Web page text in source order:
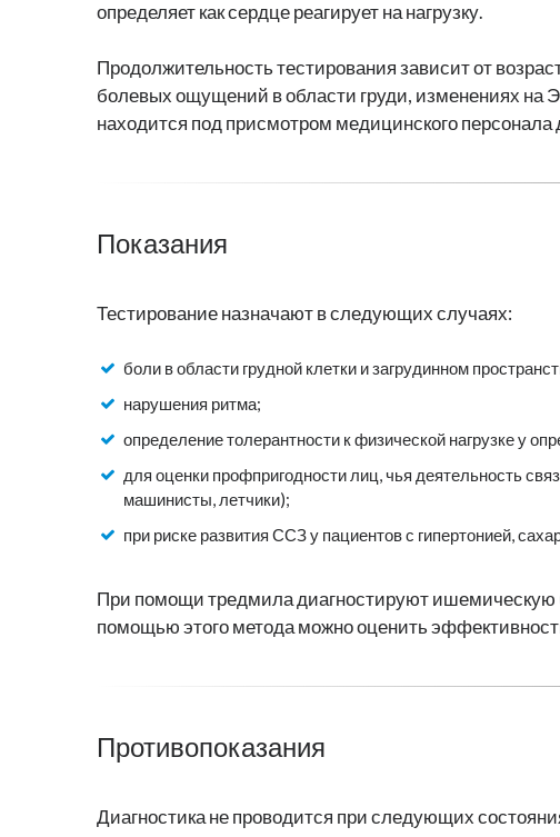
определяет как сердце реагирует на нагрузку.
Продолжительность тестирования зависит от
болевых ощущений в области груди, изменениях на
находится под присмотром медицинского
Показания
Тестирование назначают в следующих случаях:
боли в области грудной клетки и загрудинном
нарушения ритма;
определение толерантности к физической нагрузке у
для оценки профпригодности лиц, чья деятельность
машинисты, летчики);
при риске развития ССЗ у пациентов с гипертонией,
При помощи тредмила диагностируют ишемическую
помощью этого метода можно оценить
Противопоказания
Диагностика не проводится при следующих